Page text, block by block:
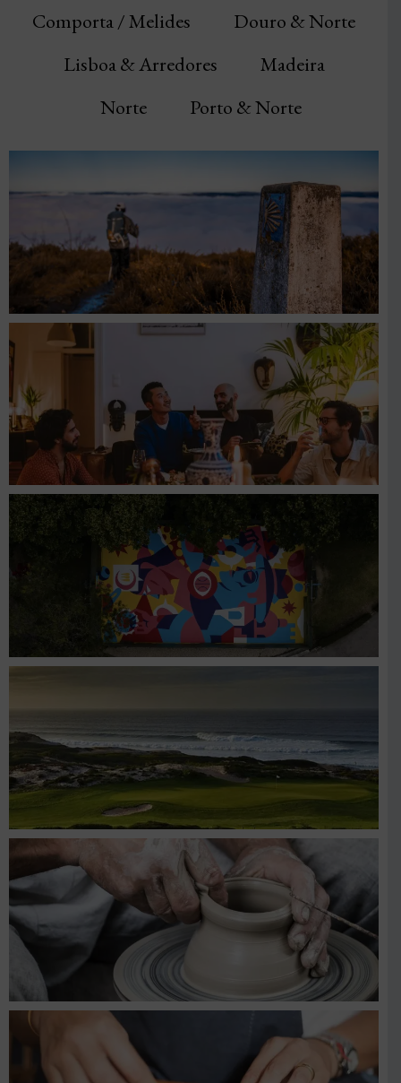
Comporta / Melides
Douro & Norte
Lisboa & Arredores
Madeira
Norte
Porto & Norte